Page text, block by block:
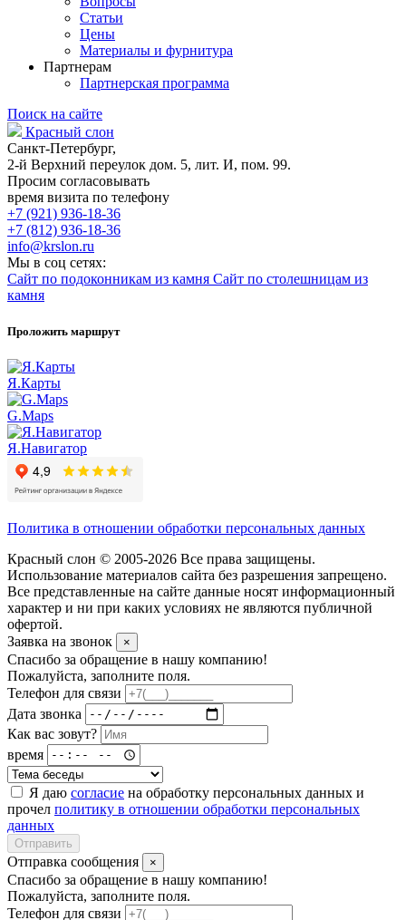
Статьи
Цены
Материалы и фурнитура
Партнерам
Партнерская программа
Поиск на сайте
Красный слон
Санкт-Петербург,
2-й Верхний переулок дом. 5, лит. И, пом. 99.
Просим согласовывать
время визита по телефону
+7 (921) 936-18-36
+7 (812) 936-18-36
info@krslon.ru
Мы в соц сетях:
Сайт по подоконникам из камня Сайт по столешницам из
камня
Проложить маршрут
Я.Карты
G.Maps
Я.Навигатор
Политика в отношении обработки персональных данных
Красный слон © 2005-2026 Все права защищены.
Использование материалов сайта без разрешения запрещено.
Все представленные на сайте данные носят информационный
характер и ни при каких условиях не являются публичной
офертой.
Заявка на звонок
×
Спасибо за обращение в нашу компанию!
Пожалуйста, заполните поля.
Телефон для связи
Дата звонка
Как вас зовут?
время
Я даю согласие на обработку персональных данных и
прочел политику в отношении обработки персональных
данных
Отправить
Отправка сообщения ×
Спасибо за обращение в нашу компанию!
Пожалуйста, заполните поля.
Телефон для связи